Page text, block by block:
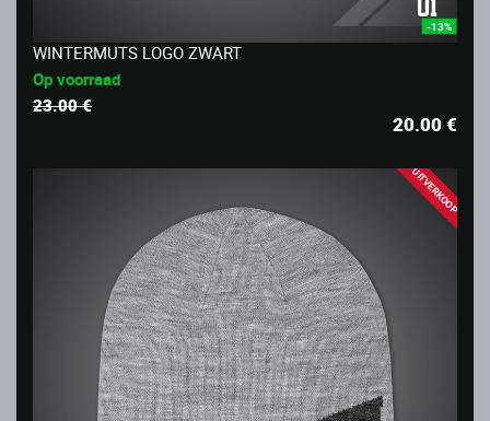
-13%
WINTERMUTS LOGO ZWART
Op voorraad
23.00 €
20.00€
UITVERKOOP